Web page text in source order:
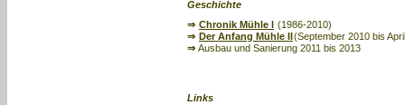
Geschichte
⇒ Chronik Mühle I
(1986-2010)
⇒ Der Anfang Mühle II (September 2010 bis
⇒ Ausbau und Sanierung 2011 bis 2013
Links